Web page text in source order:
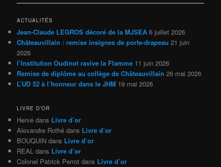
articles
ACTUALITÉS
Jean-Claude LEGROS décoré de la MJSEA 6 juillet 2026
Châteauvillain : remise insignes de porte-drapeau 21 juin
2026
l’Institution Oudinot ravive la Flamme 11 juin 2026
Remise de diplôme au collège de Châteauvillain 26 mai 2026
L’UD 52 à l’honneur dans le JHM 19 mai 2026
LIVRE D’OR
Hervé dans Livre d’or
Alexandre Rothé dans Livre d’or
BOUQUIN dans Livre d’or
REAL dans Livre d’or
Colonel Patrick Perrot dans Livre d’or